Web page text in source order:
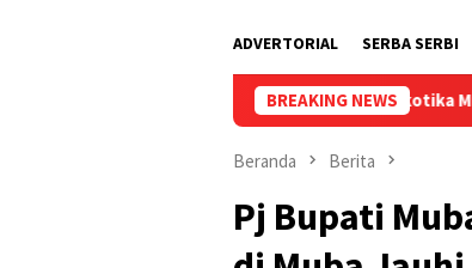
ADVERTORIAL SERBA SERBI
BREAKING NEWS
Lapas Narkotika Muara Beliti dan Kemenag Musi
Beranda Berita
Pj Bupati